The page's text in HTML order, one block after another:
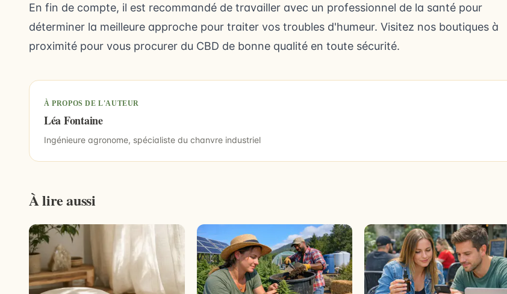
En fin de compte, il est recommandé de travailler avec un professionnel de la santé pour
déterminer la meilleure approche pour traiter vos troubles d'humeur. Visitez nos boutiques à
proximité pour vous procurer du CBD de bonne qualité en toute sécurité.
À PROPOS DE L'AUTEUR
Léa Fontaine
Ingénieure agronome, spécialiste du chanvre industriel
À lire aussi